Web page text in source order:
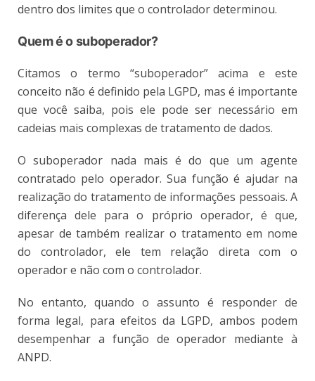
dentro dos limites que o controlador determinou.
Quem é o suboperador?
Citamos o termo “suboperador” acima e este
conceito não é definido pela LGPD, mas é importante
que você saiba, pois ele pode ser necessário em
cadeias mais complexas de tratamento de dados.
O suboperador nada mais é do que um agente
contratado pelo operador. Sua função é ajudar na
realização do tratamento de informações pessoais. A
diferença dele para o próprio operador, é que,
apesar de também realizar o tratamento em nome
do controlador, ele tem relação direta com o
operador e não com o controlador.
No entanto, quando o assunto é responder de
forma legal, para efeitos da LGPD, ambos podem
desempenhar a função de operador mediante à
ANPD.